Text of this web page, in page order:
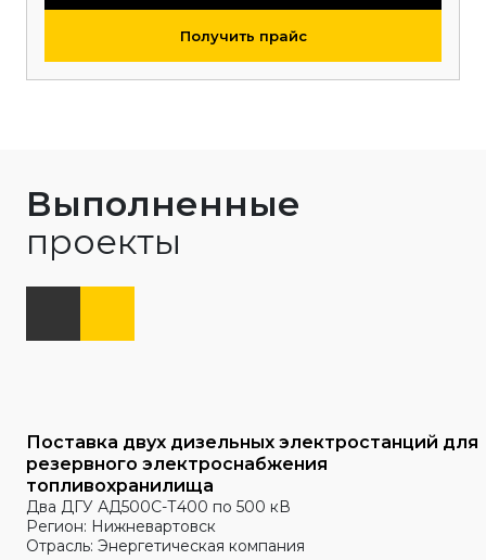
Получить прайс
Выполненные
проекты
Поставка двух дизельных электростанций для
резервного электроснабжения
топливохранилища
Два ДГУ АД500С-Т400 по 500 кВ
Регион: Нижневартовск
Отрасль: Энергетическая компания